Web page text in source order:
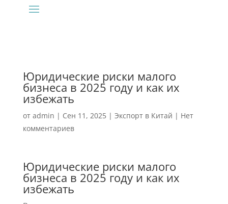
Юридические риски малого
бизнеса в 2025 году и как их
избежать
от admin | Сен 11, 2025| Экспорт в Китай | Нет
комментариев
Юридические риски малого
бизнеса в 2025 году и как их
избежать